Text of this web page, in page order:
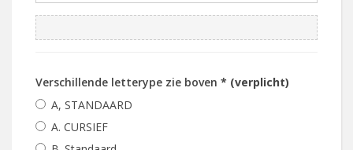
Verschillende letterype zie boven * (verplicht)
A, STANDAARD
A. CURSIEF